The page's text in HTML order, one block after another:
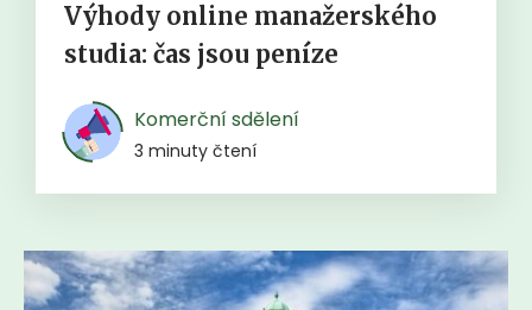
Výhody online manažerského
studia: čas jsou peníze
Komerční sdělení
3 minuty čtení